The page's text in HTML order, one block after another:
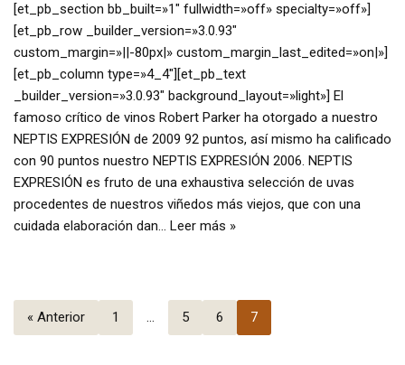
[et_pb_section bb_built=»1″ fullwidth=»off» specialty=»off»]
[et_pb_row _builder_version=»3.0.93″
custom_margin=»||-80px|» custom_margin_last_edited=»on|»]
[et_pb_column type=»4_4″][et_pb_text
_builder_version=»3.0.93″ background_layout=»light»] El
famoso crítico de vinos Robert Parker ha otorgado a nuestro
NEPTIS EXPRESIÓN de 2009 92 puntos, así mismo ha calificado
con 90 puntos nuestro NEPTIS EXPRESIÓN 2006. NEPTIS
EXPRESIÓN es fruto de una exhaustiva selección de uvas
procedentes de nuestros viñedos más viejos, que con una
cuidada elaboración dan… Leer más »
« Anterior 1 … 5 6 7